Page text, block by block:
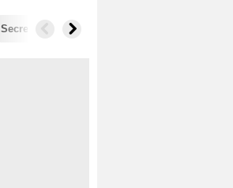
Secrets de tournage